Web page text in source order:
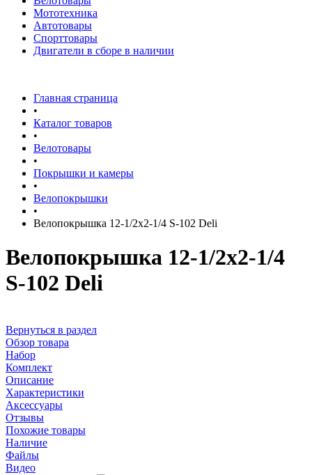
Мототехника
Автотовары
Спорттовары
Двигатели в сборе в наличии
Главная страница
•
Каталог товаров
•
Велотовары
•
Покрышки и камеры
•
Велопокрышки
•
Велопокрышка 12-1/2х2-1/4 S-102 Deli
Велопокрышка 12-1/2х2-1/4
S-102 Deli
Вернуться в раздел
Обзор товара
Набор
Комплект
Описание
Характеристики
Аксессуары
Отзывы
Похожие товары
Наличие
Файлы
Видео